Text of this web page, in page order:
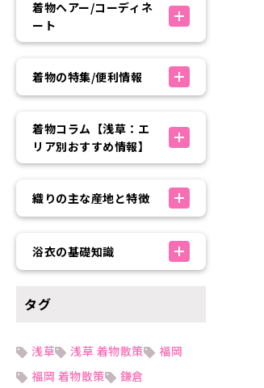
着物ヘアー/コーディネ
ート
着物の特集/便利情報
着物コラム【浅草：エ
リア別おすすめ情報】
織りの主な産地と特徴
浴衣の基礎知識
タグ
浅草 浅草 着物散策
福岡
福岡 着物散策
鎌倉